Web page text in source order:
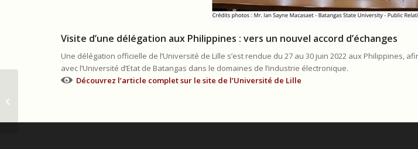
Visite d’une délégation aux Philippines : vers un nouvel accord d’échanges
Une délégation officielle de l’Université de Lille s’est rendue du 27 au 30 juin 2022 aux Philippines,
avec l’Université d’Etat de Batangas dans le domaines de l’industrie électronique.
Découvrez l’article complet sur le site de l’Université de Lille